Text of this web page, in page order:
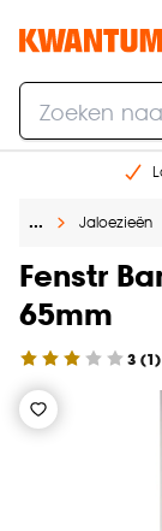
… Jaloezieën
Fenstr
65mm
3 (1)